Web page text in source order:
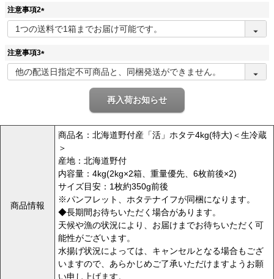
)
注意事項2
(
必
)
注意事項3
(
必
再入荷お知らせ
商品情報
商品名：北海道野付産「活」ホタテ4kg(特大)＜生冷蔵
＞
産地：北海道野付
内容量：4kg(2kg×2箱、重量優先、6枚前後×2)
サイズ目安：1枚約350g前後
※パンフレット、ホタテナイフが同梱になります。
◆長期間お待ちいただく場合があります。
天候や漁の状況により、お届けまでお待ちいただく可
能性がございます。
水揚げ状況によっては、キャンセルとなる場合もござ
いますので、あらかじめご了承いただけますようお願
い申し上げます。